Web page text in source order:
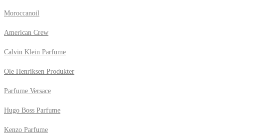
Moroccanoil
American Crew
Calvin Klein Parfume
Ole Henriksen Produkter
Parfume Versace
Hugo Boss Parfume
Kenzo Parfume